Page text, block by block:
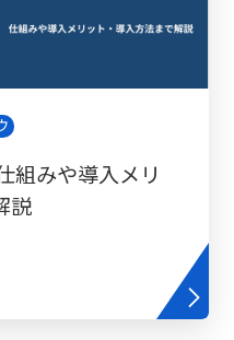
組みや導入メリ
説